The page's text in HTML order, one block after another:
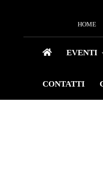
HOME
EVENTI
CONTATTI